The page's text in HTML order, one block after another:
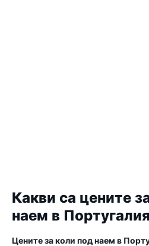
Какви са цените
наем в
Цените за коли под наем в